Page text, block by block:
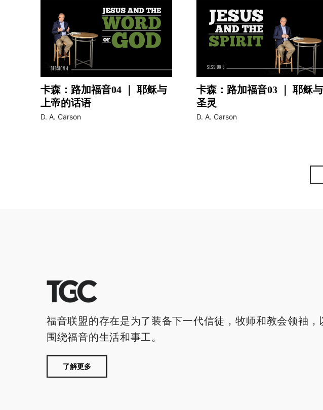
video
卡森：路加福音04 ｜ 耶稣与
上帝的话语
D. A. Carson
video
卡森：路加福音03 ｜ 耶稣与
圣灵
D. A. Carson
福音联盟的存在是为了装备下一代信徒，牧师和教会领袖，
围绕福音的生活和事工。
了解更多